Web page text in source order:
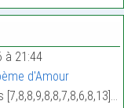
à 21:44
d'Amour
avec 940 Mots.